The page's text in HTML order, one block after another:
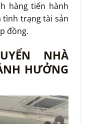
hàng tiến hành
tình trạng tài sản
đồng.
NHÀ
HƯỞNG